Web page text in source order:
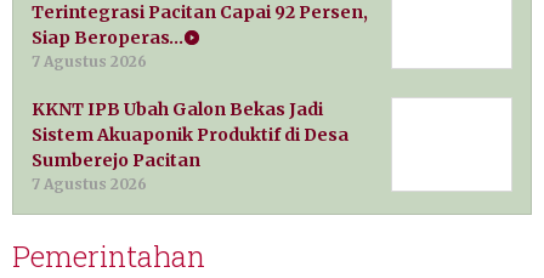
Terintegrasi Pacitan Capai 92 Persen,
Siap Beroperas…
7 Agustus 2026
KKNT IPB Ubah Galon Bekas Jadi
Sistem Akuaponik Produktif di Desa
Sumberejo Pacitan
7 Agustus 2026
Pemerintahan